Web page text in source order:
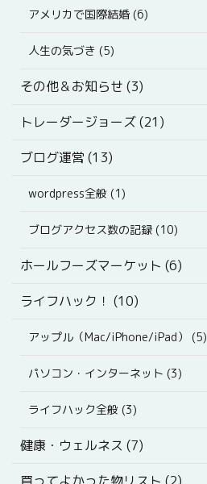
アメリカで国際結婚 (6)
人生の気づき (5)
その他＆お知らせ (3)
トレーダージョーズ (21)
ブログ運営 (13)
wordpress全般 (1)
ブログアクセス数の記録 (10)
ホールフーズマーケット (6)
ライフハック！ (10)
アップル（Mac/iPhone/iPad） (5)
パソコン・インターネット (3)
ライフハック全般 (3)
健康・ウェルネス (7)